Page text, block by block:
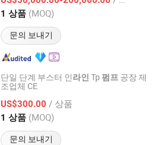
1 상품 (MOQ)
문의 보내기
이후 2013
단일 단계 부스터 인라인 Tp 펌프 공장 제
조업체 CE
US$300.00 / 상품
1 상품 (MOQ)
문의 보내기
Ltd.
이후 2018